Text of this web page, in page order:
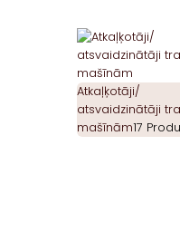
Atkaļķotāji/
atsvaidzinātāji
mašīnām17